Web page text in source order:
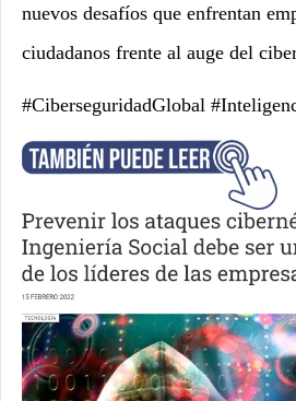
nuevos desafíos que enfrentan
ciudadanos frente al auge del
#CiberseguridadGlobal